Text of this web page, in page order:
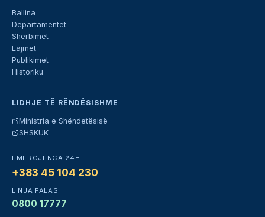
Ballina
Departamentet
Shërbimet
Lajmet
Publikimet
Historiku
LIDHJE TË RËNDËSISHME
Ministria e Shëndetësisë
SHSKUK
EMERGJENCA 24H
+383 45 104 230
LINJA FALAS
0800 17777